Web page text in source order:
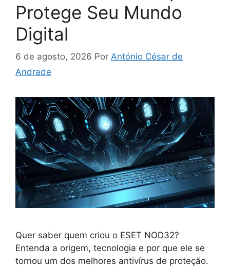
Protege Seu Mundo
Digital
6 de agosto, 2026 Por António César de
Andrade
Quer saber quem criou o ESET NOD32?
Entenda a origem, tecnologia e por que ele se
tornou um dos melhores antivírus de proteção.